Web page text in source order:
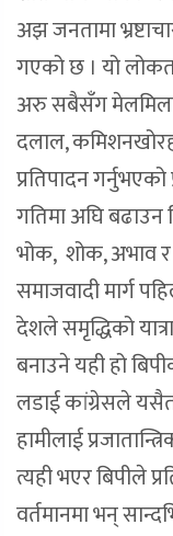
अझ जनतामा
गएको छ । यो
अरु सबैसँग मेलमिलाप
दलाल,
प्रतिपादन गर्नुभएको
गतिमा अघि बढाउन
भोक, शोक, अभाव
समाजवादी मार्ग
देशले समृद्धिको
बनाउने यही हो
लडाई कांग्रेसले
हामीलाई
त्यही भएर बिपीले
वर्तमानमा भन्